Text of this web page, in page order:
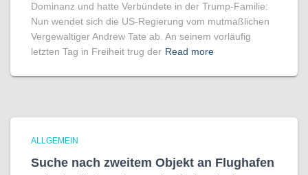
Dominanz und hatte Verbündete in der Trump-Familie:
Nun wendet sich die US-Regierung vom mutmaßlichen
Vergewaltiger Andrew Tate ab. An seinem vorläufig
letzten Tag in Freiheit trug der Read more
ALLGEMEIN
Suche nach zweitem Objekt an Flughafen